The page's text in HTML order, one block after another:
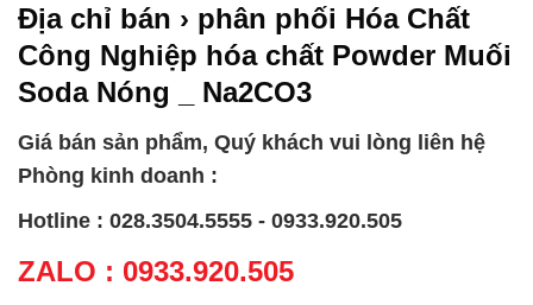
Địa chỉ bán › phân phối Hóa Chất
Công Nghiệp hóa chất Powder Muối
Soda Nóng _ Na2CO3
Giá bán sản phẩm, Quý khách vui lòng liên hệ
Phòng kinh doanh :
Hotline : 028.3504.5555 - 0933.920.505
ZALO : 0933.920.505